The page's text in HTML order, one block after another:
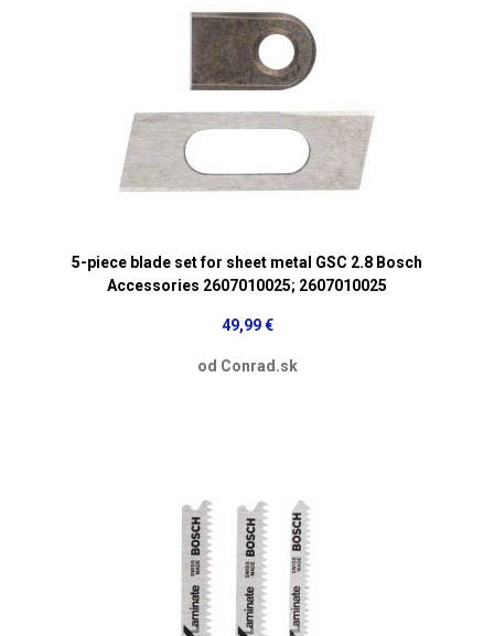
5-piece blade set for sheet metal GSC 2.8 Bosch
Accessories 2607010025; 2607010025
49,99 €
od Conrad.sk